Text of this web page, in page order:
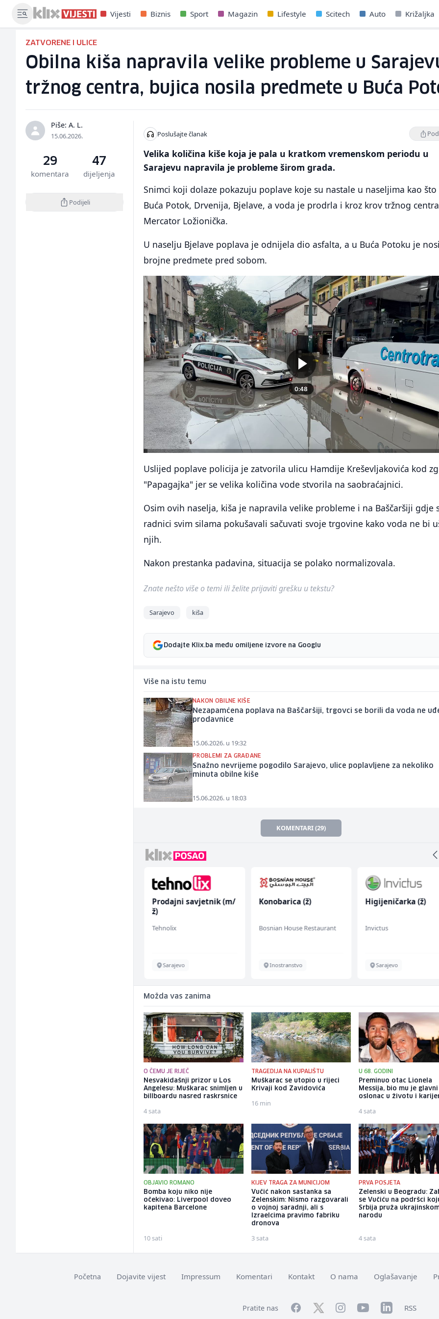
Vijesti Biznis Sport Magazin Lifestyle Scitech Auto Križaljka
ZATVORENE I ULICE
Obilna kiša napravila velike probleme u
tržnog centra, bujica nosila predmete u Buća
Piše: A. L.
15.06.2026.
29
komentara
47
dijeljenja
Podijeli
Poslušajte članak
Velika količina kiše koja je pala u kratkom vremenskom periodu u
Sarajevu napravila je probleme širom grada.
Snimci koji dolaze pokazuju poplave koje su nastale u naseljima kao što
Buća Potok, Drvenija, Bjelave, a voda je prodrla i kroz krov tržnog centra
Mercator Ložionička.
U naselju Bjelave poplava je odnijela dio asfalta, a u Buća Potoku je
brojne predmete pred sobom.
Uslijed poplave policija je zatvorila ulicu Hamdije Kreševljakovića kod
"Papagajka" jer se velika količina vode stvorila na saobraćajnici.
Osim ovih naselja, kiša je napravila velike probleme i na Baščaršiji gdje
radnici svim silama pokušavali sačuvati svoje trgovine kako voda ne bi
njih.
Nakon prestanka padavina, situacija se polako normalizovala.
Znate nešto više o temi ili želite prijaviti grešku u tekstu?
Sarajevo kiša
Dodajte Klix.ba među omiljene izvore na Googlu
Više na istu temu
NAKON OBILNE KIŠE
Nezapamćena poplava na Baščaršiji, trgovci se borili da voda ne
prodavnice
15.06.2026. u 19:32
PROBLEMI ZA GRAĐANE
Snažno nevrijeme pogodilo Sarajevo, ulice poplavljene za nekoliko
minuta obilne kiše
15.06.2026. u 18:03
KOMENTARI (29)
Prodajni savjetnik (m/
Tehnolix
Sarajevo
Konobarica (ž)
Bosnian House Restaurant
Inostranstvo
Higijeničarka (ž)
Invictus
Sarajevo
Možda vas zanima
O ČEMU JE RIJEČ
Nesvakidašnji prizor u Los
Angelesu: Muškarac snimljen u
billboardu nasred raskrsnice
4 sata
TRAGEDIJA NA KUPALIŠTU
Muškarac se utopio u rijeci
Krivaji kod Zavidovića
16 min
U 68. GODINI
Preminuo otac Lionela
Messija, bio mu je glavni
oslonac u životu i
4 sata
OBJAVIO ROMANO
Bomba koju niko nije
očekivao: Liverpool doveo
kapitena Barcelone
10 sati
KIJEV TRAGA ZA MUNICIJOM
Vučić nakon sastanka sa
Zelenskim: Nismo razgovarali
o vojnoj saradnji, ali s
Izraelcima pravimo fabriku
dronova
3 sata
PRVA POSJETA
Zelenski u Beogradu:
se Vučiću na podršci
Srbija pruža
narodu
4 sata
Početna Dojavite vijest Impressum Komentari Kontakt O nama Oglašavanje
Pratite nas FacebookTwitterInstagramYouTubeLinkedInRSS